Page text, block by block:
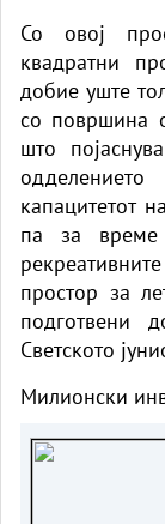
Со овој
квадратни
добие уште
со површина
што
капацитетот
па за време
простор за
подготвени
Светското
Милионски